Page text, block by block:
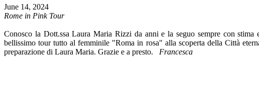
June 14, 2024
Rome in Pink Tour
Conosco la Dott.ssa Laura Maria Rizzi da anni e la seguo sempre con
bellissimo tour tutto al femminile "Roma in rosa" alla scoperta della Città
preparazione di Laura Maria. Grazie e a presto. Francesca